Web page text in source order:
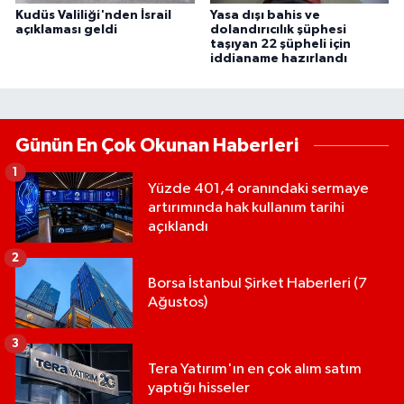
Kudüs Valiliği'nden İsrail
açıklaması geldi
Yasa dışı bahis ve
dolandırıcılık şüphesi
taşıyan 22 şüpheli için
iddianame hazırlandı
Günün En Çok Okunan Haberleri
Yüzde 401,4 oranındaki sermaye
artırımında hak kullanım tarihi
açıklandı
1
Borsa İstanbul Şirket Haberleri (7
Ağustos)
2
Tera Yatırım'ın en çok alım satım
yaptığı hisseler
3